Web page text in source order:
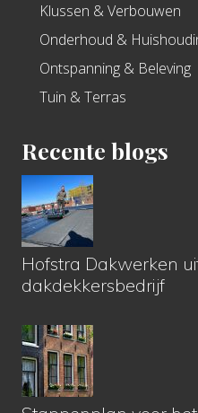
Klussen & Verbouwen
Onderhoud &
Ontspanning & Beleving
Tuin & Terras
Recente blogs
Hofstra Dakwerken
dakdekkersbedrijf